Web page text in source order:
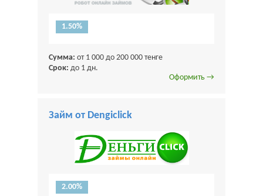
1.50%
Сумма: от 1 000 до 200 000 тенге
Срок: до 1 дн.
Оформить →
Займ от Dengiclick
2.00%